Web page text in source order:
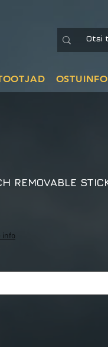
OSTUINFO
REMOVABLE
info